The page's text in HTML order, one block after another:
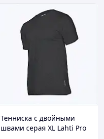
Тенниска с двойными
швами серая XL Lahti Pro